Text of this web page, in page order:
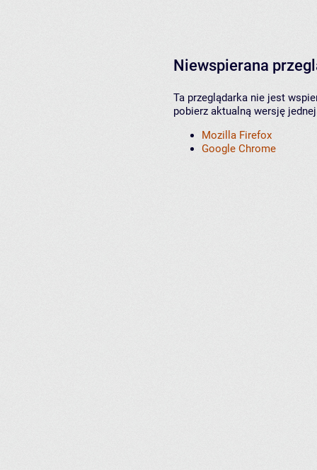
Niewspierana
Ta przeglądarka nie jest
pobierz aktualną wersję
Mozilla Firefox
Google Chrome